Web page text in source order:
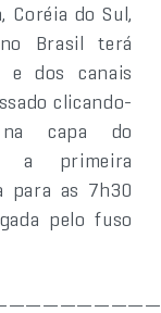
Coréia do Sul,
Brasil terá
e dos canais
clicando-
capa do
primeira
para as 7h30
pelo fuso